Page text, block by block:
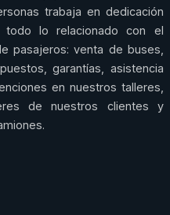
trabaja en dedicación
todo lo relacionado con el
pasajeros: venta de buses,
garantías, asistencia
en nuestros talleres,
de nuestros clientes y